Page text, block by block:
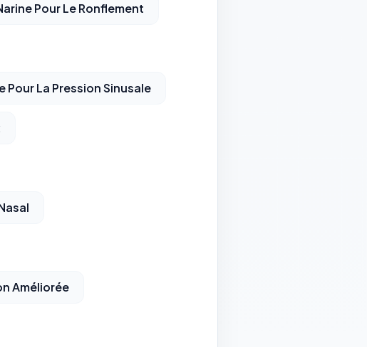
Pour Le Ronflement
Pour La Pression Sinusale
Améliorée